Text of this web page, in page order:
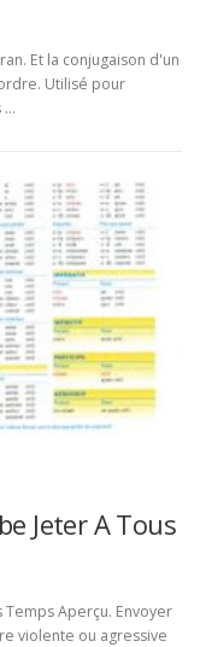
Et la conjugaison d'un
Utilisé pour
…
Jeter A Tous
Aperçu. Envoyer
violente ou agressive